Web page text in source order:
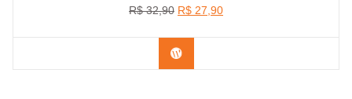
R$32,90 O
original
era:
R$ 32,90.
R$ 27,90O
Confira na Shopee